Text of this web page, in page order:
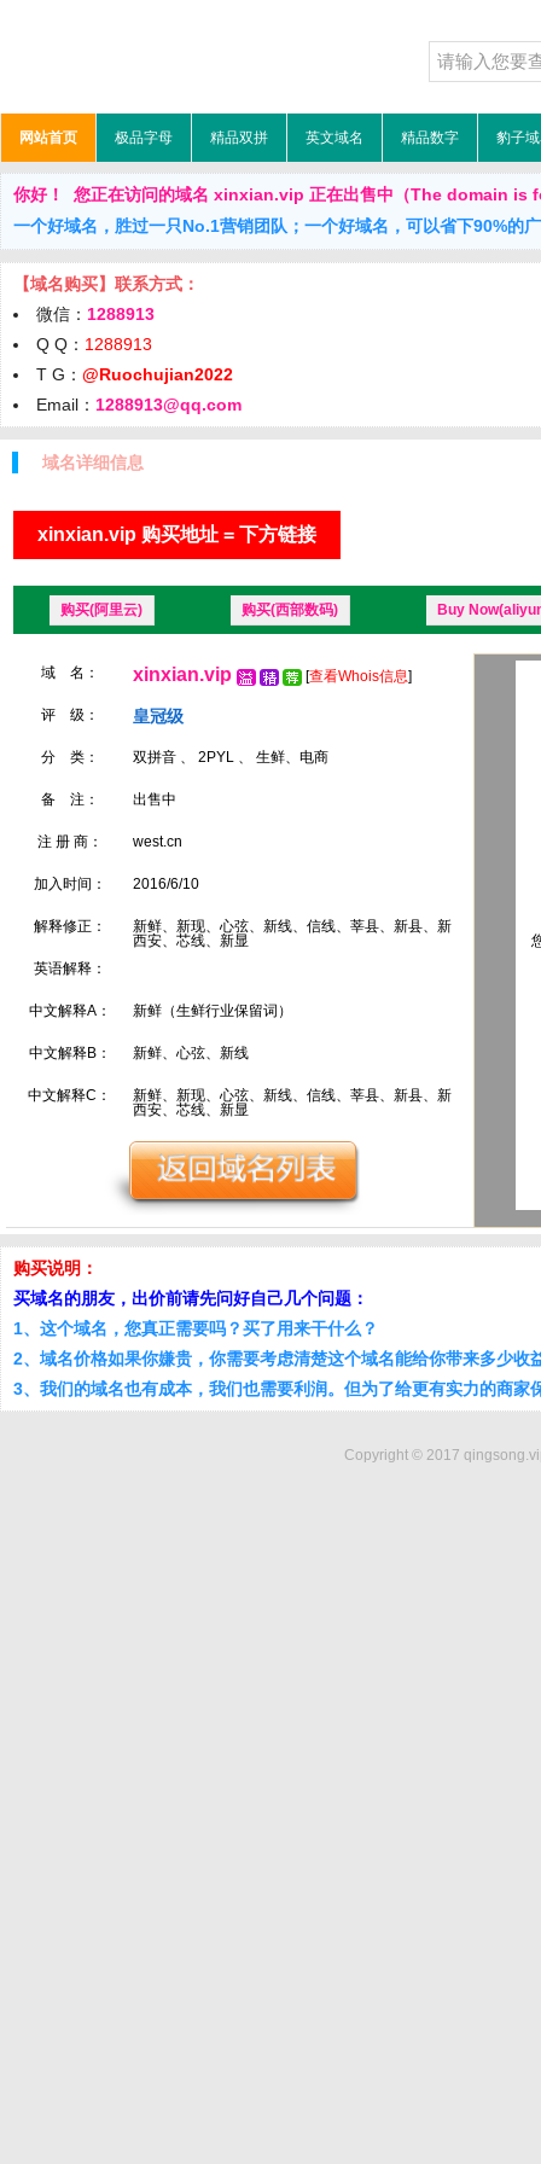
网站首页 极品字母 精品双拼 英文域名 精品数字 豹子
你好！ 您正在访问的域名 xinxian.vip 正在出售中（The domain is
一个好域名，胜过一只No.1营销团队；一个好域名，可以省下90%的
【域名购买】联系方式：
微信： 1288913
Q Q： 1288913
T G： @Ruochujian2022
Email： 1288913@qq.com
域名详细信息
xinxian.vip 购买地址 = 下方链接
购买(阿里云) 购买(西部数码) Buy
域 名： xinxian.vip [查看Whois信息]
评 级： 皇冠级
分 类： 双拼音 、 2PYL 、 生鲜、电商
备 注： 出售中
注 册 商： west.cn
加入时间： 2016/6/10
解释修正：
新鲜、新现、心弦、新线、信线、莘县、新县、新
西安、芯线、新显
英语解释：
中文解释A： 新鲜（生鲜行业保留词）
中文解释B： 新鲜、心弦、新线
中文解释C：
新鲜、新现、心弦、新线、信线、莘县、新县、新
西安、芯线、新显
购买说明：
买域名的朋友，出价前请先问好自己几个问题：
1、这个域名，您真正需要吗？买了用来干什么？
2、域名价格如果你嫌贵，你需要考虑清楚这个域名能给你带来多少收
3、我们的域名也有成本，我们也需要利润。但为了给更有实力的商家
Copyright © 2017